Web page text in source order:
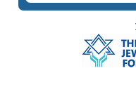
גם תכנית
הוראה במתמטיקה או